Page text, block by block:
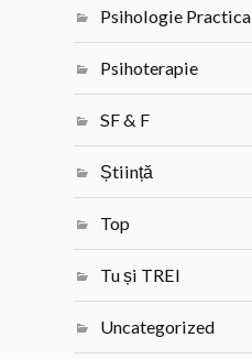
Psihologie Practica
Psihoterapie
SF & F
Știință
Top
Tu și TREI
Uncategorized